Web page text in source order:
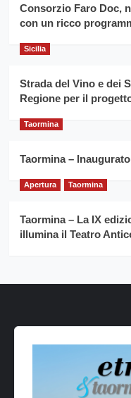
Franco
Caruso
Consorzio Faro Doc,
con un ricco
Sicilia
Strada del Vino e dei
Regione per il
Taormina
Taormina –
Apertura Taormina
Taormina – La IX
illumina il Teatro